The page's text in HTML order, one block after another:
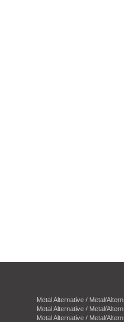
Metal Alternative / Metal/Altern
Metal Alternative / Metal/Altern
Metal Alternative / Metal/Altern